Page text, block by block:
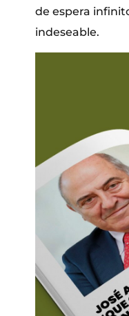
de espera
indeseable.